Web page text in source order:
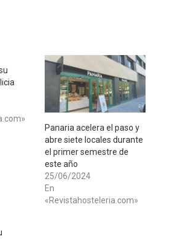
Panaria acelera el paso y
abre siete locales durante
el primer semestre de
este año
25/06/2024
En
«Revistahosteleria.com»